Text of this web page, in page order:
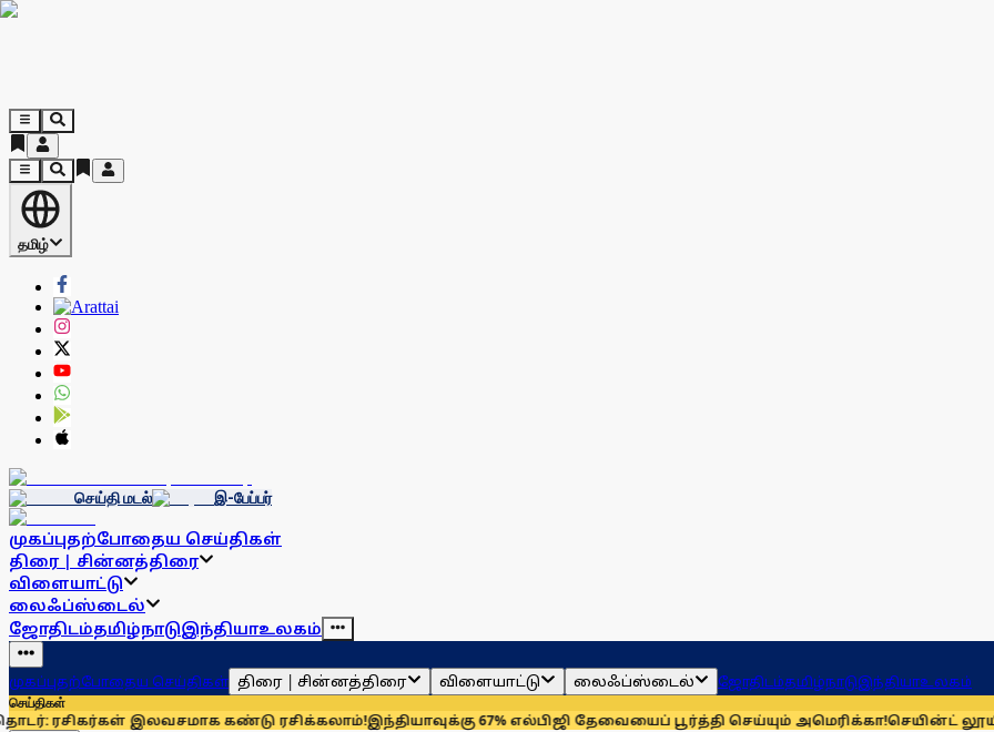
தமிழ்
செய்தி மடல் இ-பேப்பர்
முகப்புதற்போதைய செய்திகள்
திரை | சின்னத்திரை
விளையாட்டு
லைஃப்ஸ்டைல்
ஜோதிடம்தமிழ்நாடுஇந்தியாஉலகம்
முகப்புதற்போதைய செய்திகள் திரை | சின்னத்திரை விளையாட்டு லைஃப்ஸ்டைல் ஜோதிடம்தமிழ்நாடுஇந்தியாஉலகம்
செய்திகள்
இலவசமாக கண்டு ரசிக்கலாம்! இந்தியாவுக்கு 67% எல்பிஜி தேவையைப் பூர்த்தி செய்யும் அமெரிக்கா!செயின்ட் லூயிஸ்